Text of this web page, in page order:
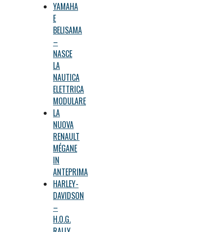
YAMAHA
E
BELISAMA
–
NASCE
LA
NAUTICA
ELETTRICA
MODULARE
LA
NUOVA
RENAULT
MÉGANE
IN
ANTEPRIMA
HARLEY-
DAVIDSON
–
H.O.G.